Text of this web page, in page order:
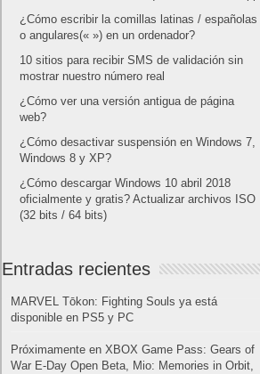
¿Cómo escribir la comillas latinas / españolas
o angulares(« ») en un ordenador?
10 sitios para recibir SMS de validación sin
mostrar nuestro número real
¿Cómo ver una versión antigua de página
web?
¿Cómo desactivar suspensión en Windows 7,
Windows 8 y XP?
¿Cómo descargar Windows 10 abril 2018
oficialmente y gratis? Actualizar archivos ISO
(32 bits / 64 bits)
Entradas recientes
MARVEL Tōkon: Fighting Souls ya está
disponible en PS5 y PC
Próximamente en XBOX Game Pass: Gears of
War E-Day Open Beta, Mio: Memories in Orbit,